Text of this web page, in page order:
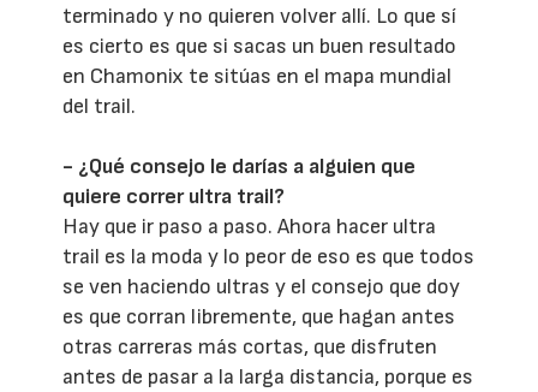
terminado y no quieren volver allí. Lo que sí
es cierto es que si sacas un buen resultado
en Chamonix te sitúas en el mapa mundial
del trail.
- ¿Qué consejo le darías a alguien que
quiere correr ultra trail?
Hay que ir paso a paso. Ahora hacer ultra
trail es la moda y lo peor de eso es que todos
se ven haciendo ultras y el consejo que doy
es que corran libremente, que hagan antes
otras carreras más cortas, que disfruten
antes de pasar a la larga distancia, porque es